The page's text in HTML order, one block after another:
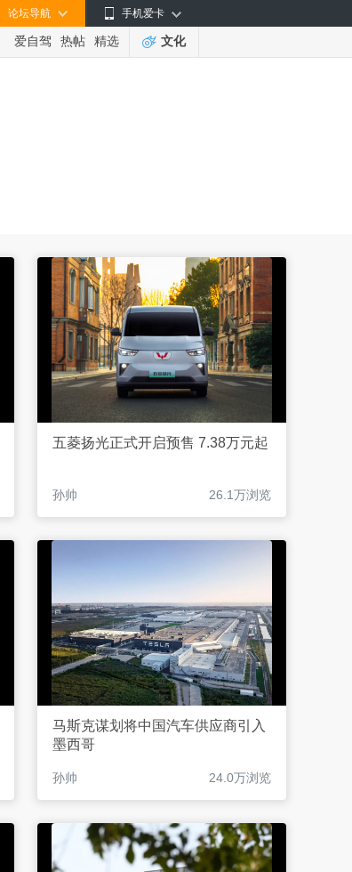
手机爱卡
论坛导航
爱自驾 热帖 精选 文化
五菱扬光正式开启预售 7.38万元起
孙帅 26.1万浏览
马斯克谋划将中国汽车供应商引入
墨西哥
孙帅 24.0万浏览